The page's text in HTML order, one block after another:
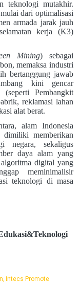
teknologi mutakhir.
dari optimalisasi
armada jarak jauh
kerja (K3)
Mining) sebagai
memaksa industri
bertanggung jawab
kini gencar
(seperti Pembangkit
reklamasi lahan
alat berat.
alam Indonesia
dimiliki memberikan
negara, sekaligus
daya alam yang
digital yang
meminimalisir
teknologi di masa
Intecs Promote